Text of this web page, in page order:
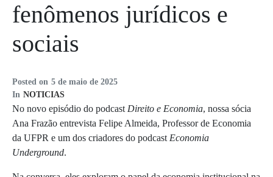
Posted on 5 de maio de 2025
In NOTICIAS
fenômenos jurídicos e
sociais
No novo episódio do podcast Direito e Economia, nossa sócia
Ana Frazão entrevista Felipe Almeida, Professor de Economia
da UFPR e um dos criadores do podcast Economia
Underground.